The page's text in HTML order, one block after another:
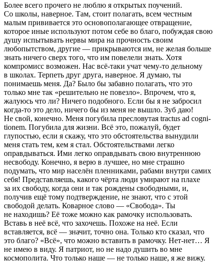
Более всего прочего не люблю я открытых поучений.
Со школы, наверное. Там, стоит полагать, всем честным
малым прививается это основополагающее отвращение,
которое иные используют потом себе во благо, побуждая свою
душу испытывать нервы мира на прочность своим
любопытством, другие — прикрываются им, не желая больше
знать ничего сверх того, что им повелели знать. Хотя
компромисс возможен. Нас всё-таки учат чему-то дельному
в школах. Терпеть друг друга, наверное. Я думаю, ты
понимаешь меня. Да? Было бы забавно полагать, что это
только мне так «решительно не повезло». Впрочем, что я,
жалуюсь что ли? Ничего подобного. Если бы я не забросил
когда-то это дело, ничего бы из меня не вышло. Зуб даю!
Не свой, конечно. Меня погубила пресловутая tractus ad cogni-
tionem. Погубила для жизни. Всё это, пожалуй, будет
глупостью, если я скажу, что это обстоятельства вынудили
меня стать тем, кем я стал. Обстоятельствами легко
оправдываться. Ими легко оправдывать свою внутреннюю
несвободу. Конечно, я верю в лучшее, но мне страшно
подумать, что мир населён пленниками, рабами внутри самих
себя! Представляешь, какого чёрта люди умирают на плахе
за их свободу, когда они и так рождены свободными, и,
получив ещё тому подтверждение, не знают, что с этой
свободой делать. Коварное слово — «Свобода». Ты
не находишь? Её тоже можно как рамочку использовать.
Вставь в неё всё, что захочешь. Похоже на неё. Если
вставляется, всё — значит, точно она. Только кто сказал, что
это благо? «Всё», что можно вставить в рамочку. Нет-нет… Я
не имею в виду. Я патриот, но не надо душить во мне
космополита. Что только наше — не только наше, я же вижу.